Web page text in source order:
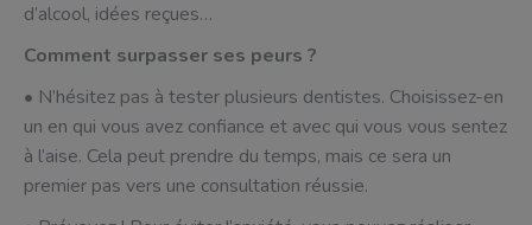
d’alcool, idées reçues…
Comment surpasser ses peurs ?
• N’hésitez pas à tester plusieurs dentistes. Choisissez-en
un en qui vous avez confiance et avec qui vous vous sentez
à l’aise. Cela peut prendre du temps, mais ce sera un
premier pas vers une consultation réussie.